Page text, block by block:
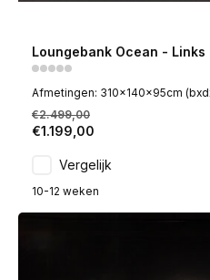
Loungebank Ocean - Links
Afmetingen: 310x140x95cm
€2.499,00
€1.199,00
Vergelijk
10-12 weken